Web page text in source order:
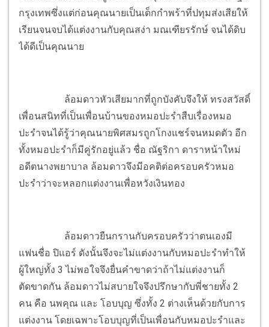
กรุงเทพซึ่งแต่ก่อนคุณนายเป็นเด็กกำพร้าที่ปทุมส่งเสียให้
เรียนจนจบได้แต่งงานกับคุณสง่า มณเฑียรรักษ์ จนได้ดิบ
ได้ดีเป็นคุณนาย
ล้อมดาวหัวเสียมากที่ถูกบังคับจึงให้ ทรงสวัสดิ์
เพื่อนสนิทที่เป็นเพื่อนบ้านของหมอปะรำสืบเรื่องหมอ
ปะรำจนได้รู้ว่าคุณนายพิศสมรถูกโกงแชร์จนหมดตัว อีก
ทั้งหมอปะรำก็มีคู่รักอยู่แล้ว ชื่อ ณัฐริกา ดาราหน้าใหม่
อดีตนางพยาบาล ล้อมดาวจึงมีอคติต่อครอบครัวหมอ
ปะรำว่าจะหลอกแต่งงานเพื่อหวังเงินทอง
ล้อมดาวยืนกรานกับครอบครัวว่าตนเองมี
แฟนชื่อ ปิแอร์ ดังนั้นจึงจะไม่แต่งงานกับหมอปะรำทำให้
ผู้ใหญ่ทั้ง 3 ไม่พอใจจึงยื่นคำขาดว่าถ้าไม่แต่งงานก็
ตัดขาดกัน ล้อมดาวไม่สบายใจจึงปรึกษากับพี่ชายทั้ง 2
คน คือ นพคุณ และ โอบบุญ ซึ่งทั้ง 2 ต่างเห็นด้วยกับการ
แต่งงาน โดยเฉพาะโอบบุญที่เป็นเพื่อนกับหมอปะรำและ